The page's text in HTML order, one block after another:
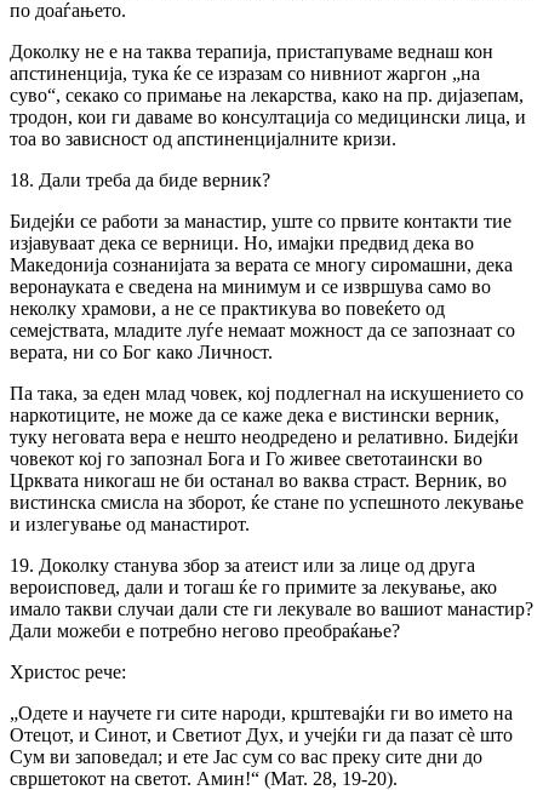
по доаѓањето.
Доколку не е на таква терапија, пристапуваме веднаш кон
апстиненција, тука ќе се изразам со нивниот жаргон „на
суво“, секако со примање на лекарства, како на пр. дијазепам,
тродон, кои ги даваме во консултација со медицински лица, и
тоа во зависност од апстиненцијалните кризи.
18. Дали треба да биде верник?
Бидејќи се работи за манастир, уште со првите контакти тие
изјавуваат дека се верници. Но, имајки предвид дека во
Македонија сознанијата за верата се многу сиромашни, дека
веронауката е сведена на минимум и се извршува само во
неколку храмови, а не се практикува во повеќето од
семејствата, младите луѓе немаат можност да се запознаат со
верата, ни со Бог како Личност.
Па така, за еден млад човек, кој подлегнал на искушението со
наркотиците, не може да се каже дека е вистински верник,
туку неговата вера е нешто неодредено и релативно. Бидејќи
човекот кој го запознал Бога и Го живее светотаински во
Црквата никогаш не би останал во ваква страст. Верник, во
вистинска смисла на зборот, ќе стане по успешното лекување
и излегување од манастирот.
19. Доколку станува збор за атеист или за лице од друга
вероисповед, дали и тогаш ќе го примите за лекување, ако
имало такви случаи дали сте ги лекувале во вашиот манастир?
Дали можеби е потребно негово преобраќање?
Христос рече:
„Одете и научете ги сите народи, крштевајќи ги во името на
Отецот, и Синот, и Светиот Дух, и учејќи ги да пазат сè што
Сум ви заповедал; и ете Јас сум со вас преку сите дни до
свршетокот на светот. Амин!“ (Мат. 28, 19-20).